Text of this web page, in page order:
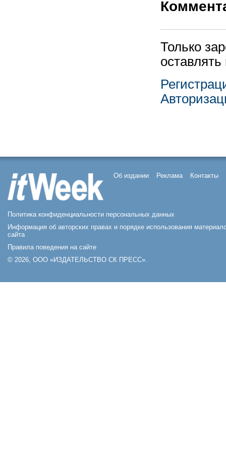
Только
Об издании Реклама Контакты
Политика конфиденциальности персональных данных
Информация об авторских правах и порядке использования
сайта
Правила поведения на сайте
© 2026, ООО «ИЗДАТЕЛЬСТВО СК ПРЕСС».